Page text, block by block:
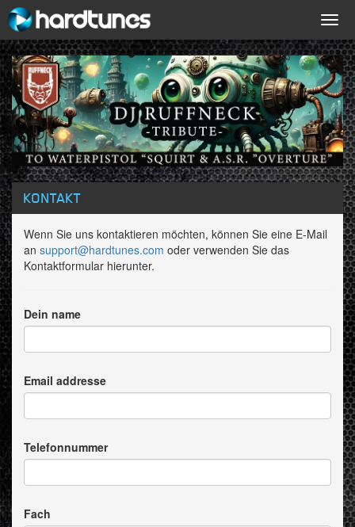
KONTAKT
Wenn Sie uns kontaktieren möchten, können Sie eine E-Mail
an support@hardtunes.com oder verwenden Sie das
Kontaktformular hierunter.
Dein name
Email addresse
Telefonnummer
Fach